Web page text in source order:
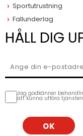
Sportutrustning
Fallunderlag
HÅLL DIG
Jag godkänner
att kunna utföra